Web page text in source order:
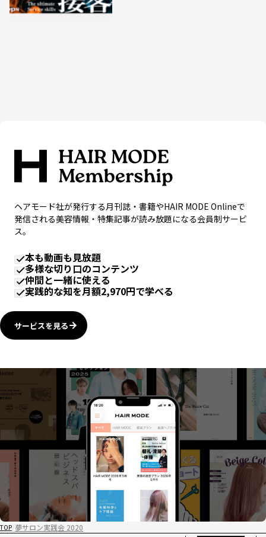
ヘアモード社が発行する月刊誌・書籍やHAIR MODE Onlineで
発信される美容情報・特集記事が読み放題になる会員制サービ
ス。
本も動画も見放題
多様な切り口のコンテンツ
仲間と一緒に使える
実践的な知を月額2,970円で学べる
サービスを見る
TOP 夢サロン実践会 2020